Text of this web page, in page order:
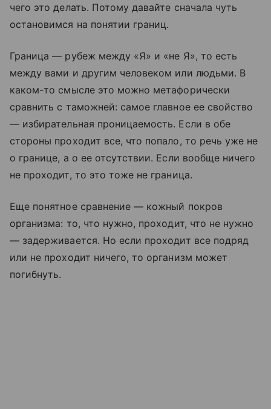
чего это делать. Потому давайте сначала чуть
остановимся на понятии границ.
Граница — рубеж между «Я» и «не Я», то есть
между вами и другим человеком или людьми. В
каком-то смысле это можно метафорически
сравнить с таможней: самое главное ее свойство
— избирательная проницаемость. Если в обе
стороны проходит все, что попало, то речь уже не
о границе, а о ее отсутствии. Если вообще ничего
не проходит, то это тоже не граница.
Еще понятное сравнение — кожный покров
организма: то, что нужно, проходит, что не нужно
— задерживается. Но если проходит все подряд
или не проходит ничего, то организм может
погибнуть.